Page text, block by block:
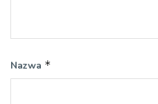
Nazwa *